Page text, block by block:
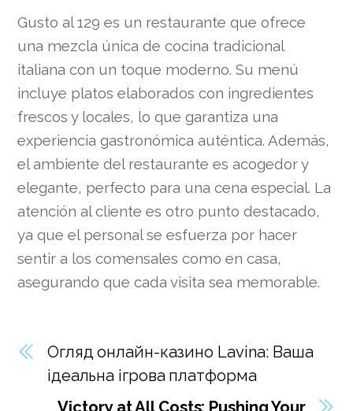
Gusto al 129 es un restaurante que ofrece
una mezcla única de cocina tradicional
italiana con un toque moderno. Su menú
incluye platos elaborados con ingredientes
frescos y locales, lo que garantiza una
experiencia gastronómica auténtica. Además,
el ambiente del restaurante es acogedor y
elegante, perfecto para una cena especial. La
atención al cliente es otro punto destacado,
ya que el personal se esfuerza por hacer
sentir a los comensales como en casa,
asegurando que cada visita sea memorable.
Огляд онлайн-казино Lavina: Ваша
ідеальна ігрова платформа